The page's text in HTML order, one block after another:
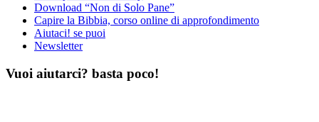
Download “Non di Solo Pane”
Capire la Bibbia, corso online di approfondimento
Aiutaci! se puoi
Newsletter
Vuoi aiutarci? basta poco!